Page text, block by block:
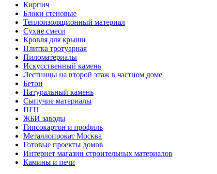
Кирпич
Блоки стеновые
Теплоизоляционный материал
Сухие смеси
Кровля для крыши
Плитка тротуарная
Пиломатериалы
Искусственный камень
Лестницы на второй этаж в частном доме
Бетон
Натуральный камень
Сыпучие материалы
ПГП
ЖБИ заводы
Гипсокартон и профиль
Металлопрокат Москва
Готовые проекты домов
Интернет магазин строительных материалов
Камины и печи